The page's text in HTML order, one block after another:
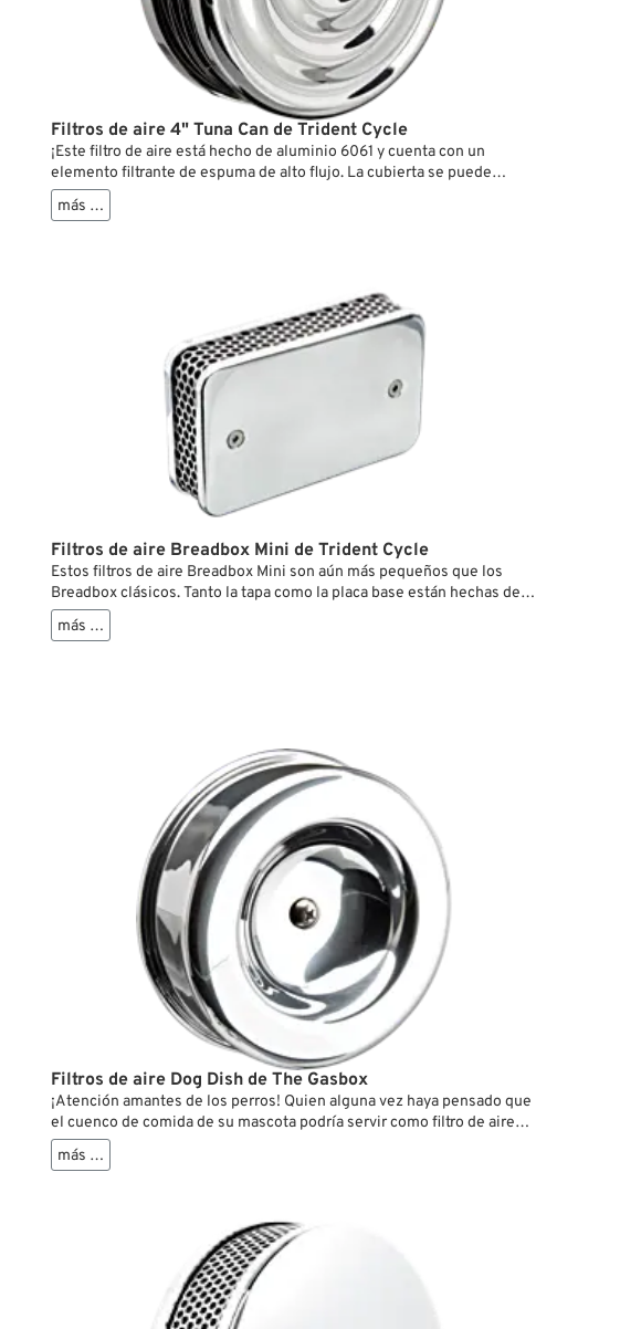
Filtros de aire 4" Tuna Can de Trident Cycle
¡Este filtro de aire está hecho de aluminio 6061 y cuenta con un
elemento filtrante de espuma de alto flujo. La cubierta se puede
conectar o desconectar de la placa base mediante un mecanismo de
bloqueo de ¼ de vuelta y se mantiene en su sitio gracias a la presión
En caso de que el filtro de aire se vaya a montar en un carburador o
moto diferente, la versión para carburadores CV va taladrada con el
patrón de agujeros S&S en el interior de la placa base y viceversa.
más …
Filtros de aire Breadbox Mini de Trident Cycle
Estos filtros de aire Breadbox Mini son aún más pequeños que los
Breadbox clásicos. Tanto la tapa como la placa base están hechas de
aluminio 6061 de alta calidad y tienen un acabado pulido. Dos jaulas
de acero inoxidable sujetan un elemento filtrante de espuma en su
más …
Filtros de aire Dog Dish de The Gasbox
¡Atención amantes de los perros! Quien alguna vez haya pensado que
el cuenco de comida de su mascota podría servir como filtro de aire
para su Harley, se sentirá confirmado. Los filtros de aire “Dog Dish” no
solo lucen geniales en la moto, sino que también destacan por su
más …